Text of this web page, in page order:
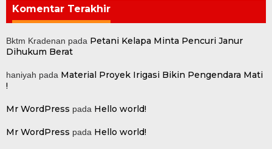
Komentar Terakhir
Bktm Kradenan pada Petani Kelapa Minta Pencuri Janur
Dihukum Berat
haniyah pada Material Proyek Irigasi Bikin Pengendara Mati
!
Mr WordPress pada Hello world!
Mr WordPress pada Hello world!